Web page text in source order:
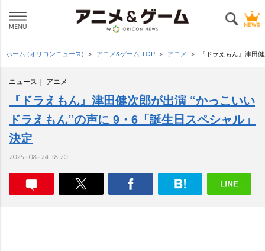
ホーム (オリコンニュース) アニメ&ゲーム TOP アニメ 『ドラえもん』津田
ニュース アニメ
『ドラえもん』津田健次郎が出演 “かっこいい
ドラえもん”の声に 9・6「誕生日スペシャル」
決定
2025-08-24 18:20